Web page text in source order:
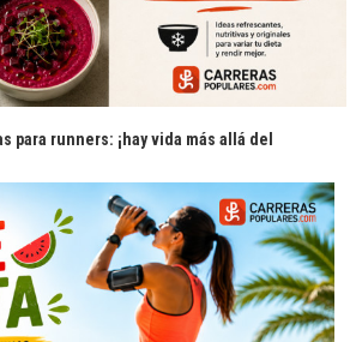
para runners: ¡hay vida más allá del